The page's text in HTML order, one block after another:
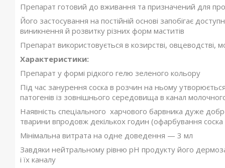
Препарат готовий до вживання та призначений для
Його застосування на постійній основі запобігає
виникнення й розвитку різних форм маститів
Препарат використовується в козирстві, овцеводстві,
Характеристики:
Препарат у формі рідкого гелю зеленого кольору
Під час занурення соска в розчин на ньому
патогенів із зовнішнього середовища в канал
Наявність спеціального харчового барвника дуже
тварини впродовж декількох годин (офарбування соска
Мінімальна витрата на одне доведення — 3 мл
Завдяки нейтральному рівню pH продукту його
і їх каналу